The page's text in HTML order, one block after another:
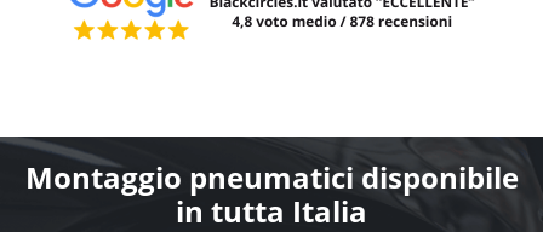
Montaggio pneumatici disponibile
in tutta Italia